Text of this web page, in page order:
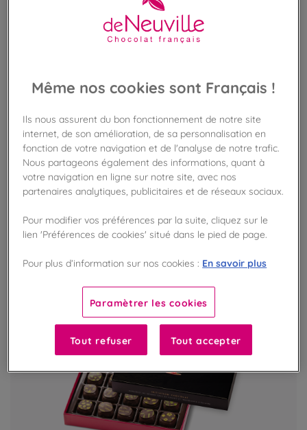
Tablette Bio lait 41% Caramel au beurre salé
Chocolat au lait bio et caramel beurre salé
VOIR LE PRODUIT
Même nos cookies sont Français !
Ils nous assurent du bon fonctionnement de notre site
internet, de son amélioration, de sa personnalisation en
fonction de votre navigation et de l'analyse de notre trafic.
Nous partageons également des informations, quant à
votre navigation en ligne sur notre site, avec nos
partenaires analytiques, publicitaires et de réseaux sociaux.
Pour modifier vos préférences par la suite, cliquez sur le
lien 'Préférences de cookies' situé dans le pied de page.
Pour plus d’information sur nos cookies : En savoir plus
Paramètrer les cookies
Tout refuser Tout accepter